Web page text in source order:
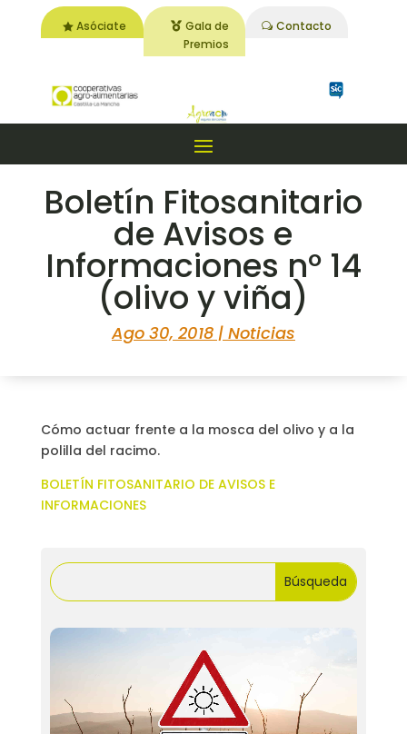
Asóciate
Gala de
Premios
Contacto
Boletín Fitosanitario
de Avisos e
Informaciones nº 14
(olivo y viña)
Ago 30, 2018| Noticias
Cómo actuar frente a la mosca del olivo y a la
polilla del racimo.
BOLETÍN FITOSANITARIO DE AVISOS E
INFORMACIONES